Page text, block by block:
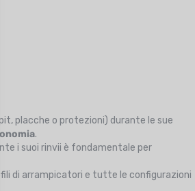
placche o protezioni) durante le sue
.
i suoi rinvii è fondamentale per
di arrampicatori e tutte le configurazioni